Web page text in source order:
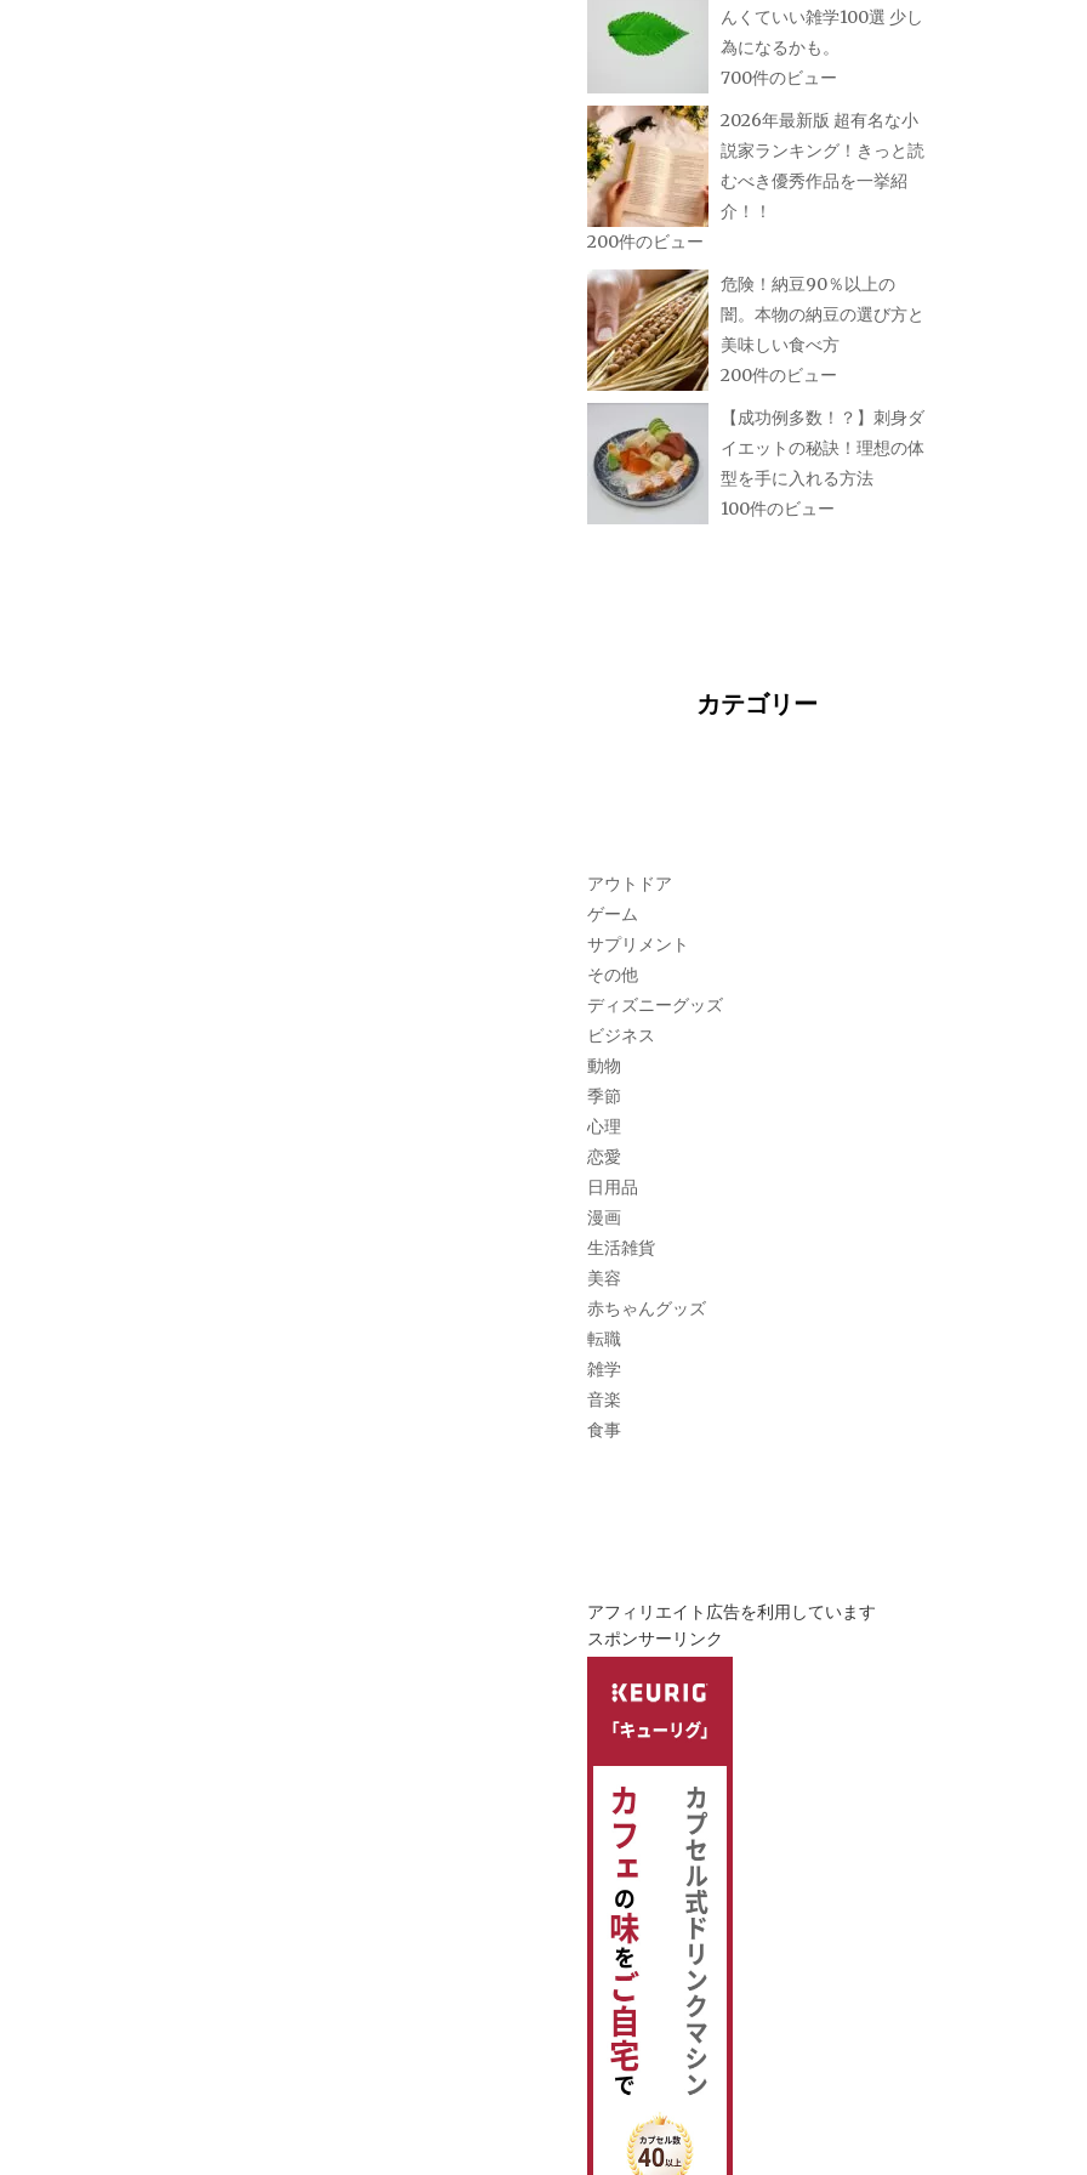
んくていい雑学100選 少し
為になるかも。
700件のビュー
2026年最新版 超有名な小
説家ランキング！きっと読
むべき優秀作品を一挙紹
介！！
200件のビュー
危険！納豆90％以上の
闇。本物の納豆の選び方と
美味しい食べ方
200件のビュー
【成功例多数！？】刺身ダ
イエットの秘訣！理想の体
型を手に入れる方法
100件のビュー
カテゴリー
アウトドア
ゲーム
サプリメント
その他
ディズニーグッズ
ビジネス
動物
季節
心理
恋愛
日用品
漫画
生活雑貨
美容
赤ちゃんグッズ
転職
雑学
音楽
食事
アフィリエイト広告を利用しています
スポンサーリンク